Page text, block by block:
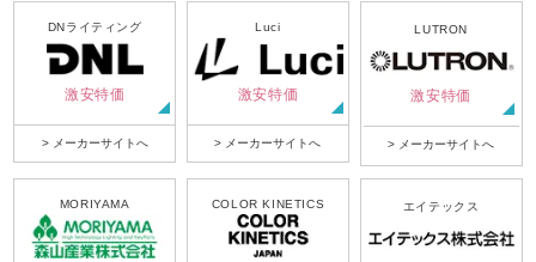
DNライティング
激安特価
> メーカーサイトへ
Luci
激安特価
> メーカーサイトへ
LUTRON
激安特価
> メーカーサイトへ
MORIYAMA COLOR KINETICS エイテックス